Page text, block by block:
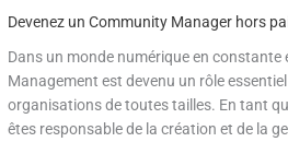
Devenez un Community Manager hors
Dans un monde numérique en
Management est devenu un rôle
organisations de toutes tailles. En tant
êtes responsable de la création et de la